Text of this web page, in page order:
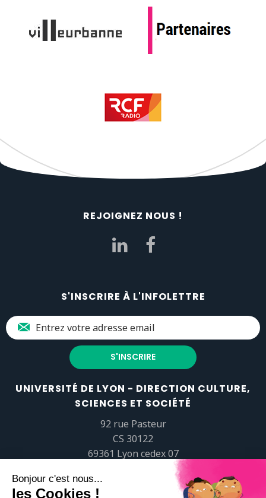
REJOIGNEZ NOUS !
S'INSCRIRE À L'INFOLETTRE
UNIVERSITÉ DE LYON - DIRECTION CULTURE,
SCIENCES ET SOCIÉTÉ
92 rue Pasteur
CS 30122
69361 Lyon cedex 07
popsciences@universite-lyon.fr
Tél.+33 (0)4 37 37 82 01